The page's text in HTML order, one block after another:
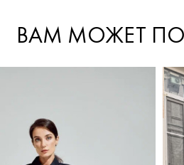
ВАМ МОЖЕТ